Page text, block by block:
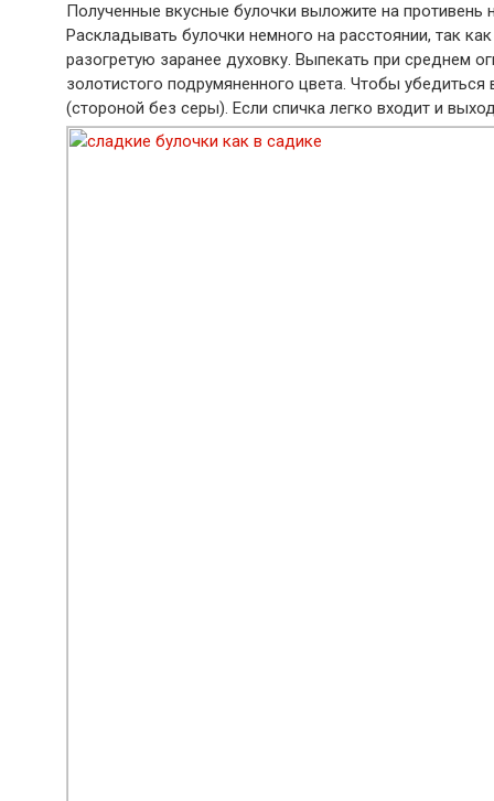
Полученные вкусные булочки выложите на
Раскладывать булочки немного на расстоянии, так
разогретую заранее духовку. Выпекать при среднем
золотистого подрумяненного цвета. Чтобы
(стороной без серы). Если спичка легко входит и